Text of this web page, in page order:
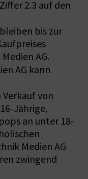
2.3 auf den
bis zur
AG.
AG kann
von
Jährige,
an unter 18-
Medien AG
zwingend